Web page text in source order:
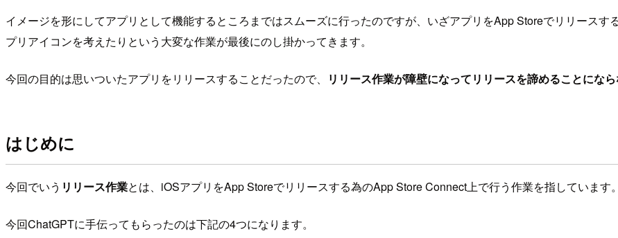
イメージを形にしてアプリとして機能するところまではスムーズに行ったのですが、いざアプリをApp Storeでリリース
プリアイコンを考えたりという大変な作業が最後にのし掛かってきます。
今回の目的は思いついたアプリをリリースすることだったので、 リリース作業が障壁になってリリースを諦めることにな
はじめに
今回でいう リリース作業とは、iOSアプリをApp Storeでリリースする為のApp Store Connect上で行う作業を指しています。
今回ChatGPTに手伝ってもらったのは下記の4つになります。